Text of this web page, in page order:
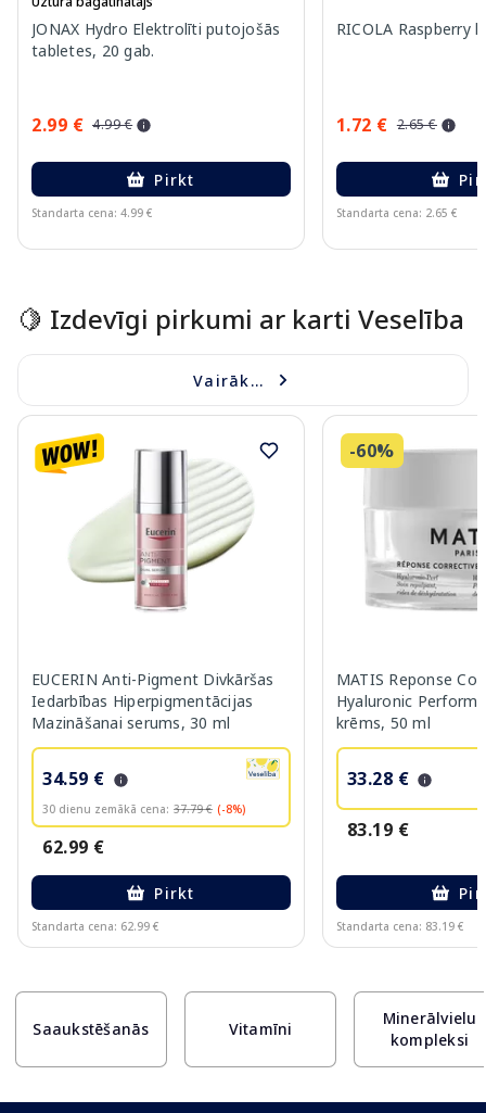
JONAX Hydro Elektrolīti putojošās
tabletes, 20 gab.
2.99 € 4.99 €
Pirkt
Standarta cena: 4.99 €
RICOLA Raspberry
1.72 € 2.65 €
Standarta cena: 2.65 €
🍋 Izdevīgi pirkumi ar karti Veselība
Vairāk...
EUCERIN Anti-Pigment Divkāršas
Iedarbības Hiperpigmentācijas
Mazināšanai serums, 30 ml
34.59 €
30 dienu zemākā cena: 37.79 € (-8%)
62.99 €
Pirkt
Standarta cena: 62.99 €
-60%
MATIS Reponse
Hyaluronic
krēms, 50 ml
33.28 €
83.19 €
Standarta cena: 83.19 €
Saaukstēšanās Vitamīni
Minerālvielu
kompleksi